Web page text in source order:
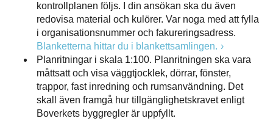
kontrollplanen följs. I din ansökan ska du även
redovisa material och kulörer. Var noga med att fylla
i organisationsnummer och fakureringsadress.
Blanketterna hittar du i blankettsamlingen.
Planritningar i skala 1:100. Planritningen ska vara
måttsatt och visa väggtjocklek, dörrar, fönster,
trappor, fast inredning och rumsanvändning. Det
skall även framgå hur tillgänglighetskravet enligt
Boverkets byggregler är uppfyllt.